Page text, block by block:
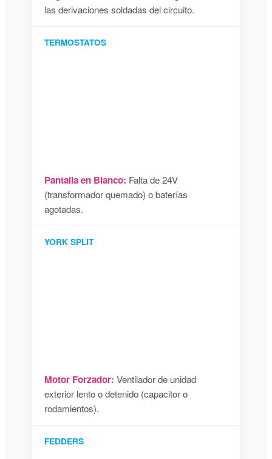
las derivaciones soldadas del circuito.
TERMOSTATOS
Pantalla en Blanco: Falta de 24V
(transformador quemado) o baterías
agotadas.
YORK SPLIT
Motor Forzador: Ventilador de unidad
exterior lento o detenido (capacitor o
rodamientos).
FEDDERS